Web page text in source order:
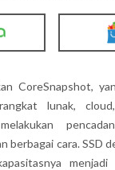
CoreSnapshot,
lunak,
berbagai cara. SSD